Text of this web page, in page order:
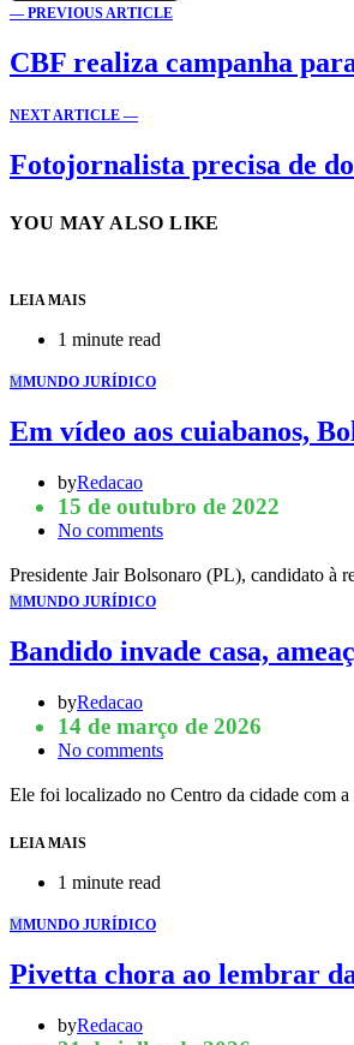
— PREVIOUS ARTICLE
CBF realiza campanha
NEXT ARTICLE —
Fotojornalista precisa de
YOU MAY ALSO LIKE
LEIA MAIS
1 minute read
MMUNDO JURÍDICO
Em vídeo aos cuiabanos,
byRedacao
15 de outubro de 2022
No comments
Presidente Jair Bolsonaro (PL), candidato à
MMUNDO JURÍDICO
Bandido invade casa,
byRedacao
14 de março de 2026
No comments
Ele foi localizado no Centro da cidade com
LEIA MAIS
1 minute read
MMUNDO JURÍDICO
Pivetta chora ao lembrar
byRedacao